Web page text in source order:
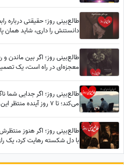
طالع‌بینی روز؛
دانستنش را داری، شاید همان
طالع‌بینی روز؛ اگر بین ماندن
معجزه‌ای در راه است، یک
طالع‌بینی روز؛ اگر جدایی شما
می‌کند؛ تا 7 روز آینده منتظر این اتفاق باش...
طالع‌بینی روز؛ اگر هنوز
با دل شکسته رهایت کرد، یک راز